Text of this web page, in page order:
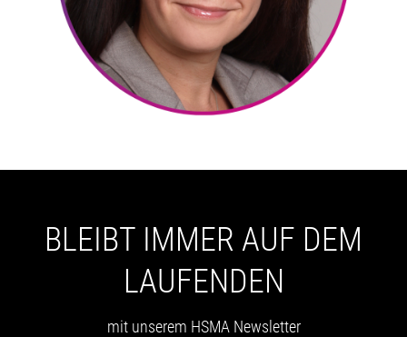
BLEIBT IMMER AUF DEM
LAUFENDEN
mit unserem HSMA Newsletter